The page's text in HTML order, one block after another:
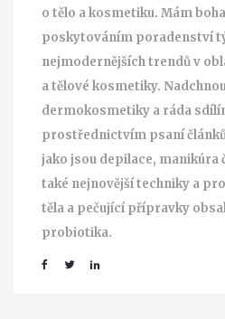
o tělo a kosmetiku. Mám
poskytováním poradenství
nejmodernějších trendů v
a tělové kosmetiky.
dermokosmetiky a ráda
prostřednictvím psaní
jako jsou depilace, manikúra
také nejnovější techniky a
těla a pečující přípravky
probiotika.